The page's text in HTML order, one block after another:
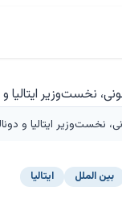
نخست‌وزیر ایتالیا و
بین الملل ایتالیا